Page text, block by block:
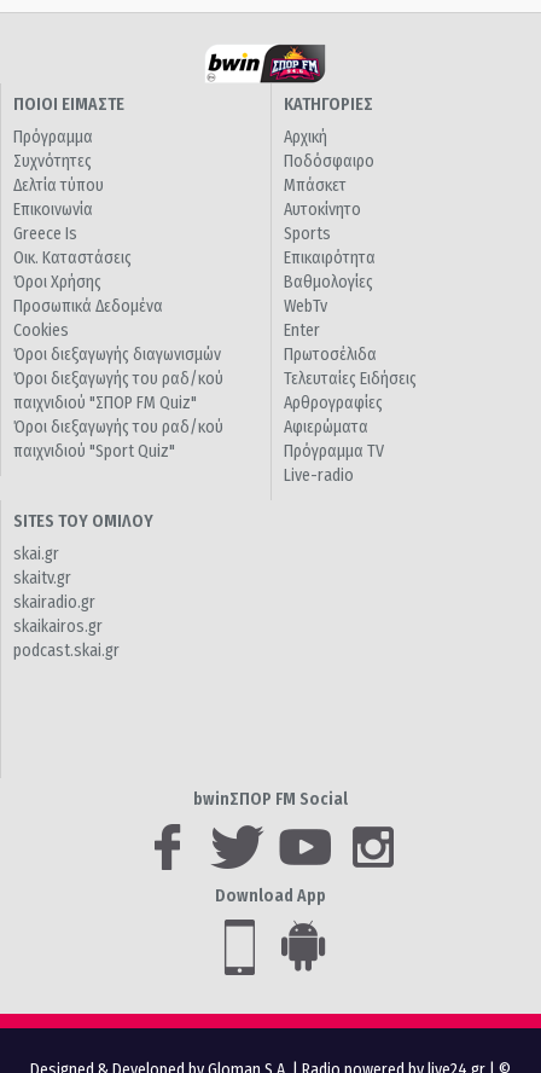
ΠΟΙΟΙ ΕΙΜΑΣΤΕ
Πρόγραμμα
Συχνότητες
Δελτία τύπου
Επικοινωνία
Greece Is
Οικ. Καταστάσεις
Όροι Χρήσης
Προσωπικά Δεδομένα
Cookies
Όροι διεξαγωγής διαγωνισμών
Όροι διεξαγωγής του ραδ/κού
παιχνιδιού "ΣΠΟΡ FM Quiz"
Όροι διεξαγωγής του ραδ/κού
παιχνιδιού "Sport Quiz"
ΚΑΤΗΓΟΡΙΕΣ
Αρχική
Ποδόσφαιρο
Μπάσκετ
Αυτοκίνητο
Sports
Επικαιρότητα
Βαθμολογίες
WebTv
Enter
Πρωτοσέλιδα
Τελευταίες Ειδήσεις
Αρθρογραφίες
Αφιερώματα
Πρόγραμμα TV
Live-radio
SITES ΤΟΥ ΟΜΙΛΟΥ
skai.gr
skaitv.gr
skairadio.gr
skaikairos.gr
podcast.skai.gr
bwinΣΠΟΡ FM Social
Download App